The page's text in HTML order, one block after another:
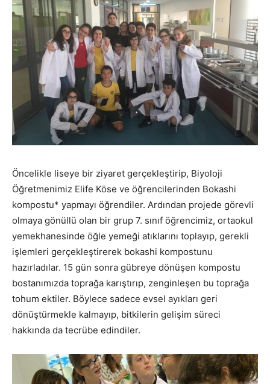
Öncelikle liseye bir ziyaret gerçekleştirip, Biyoloji
Öğretmenimiz Elife Köse ve öğrencilerinden Bokashi
kompostu* yapmayı öğrendiler. Ardından projede görevli
olmaya gönüllü olan bir grup 7. sınıf öğrencimiz, ortaokul
yemekhanesinde öğle yemeği atıklarını toplayıp, gerekli
işlemleri gerçekleştirerek bokashi kompostunu
hazırladılar. 15 gün sonra gübreye dönüşen kompostu
bostanımızda toprağa karıştırıp, zenginleşen bu toprağa
tohum ektiler. Böylece sadece evsel ayıkları geri
dönüştürmekle kalmayıp, bitkilerin gelişim süreci
hakkında da tecrübe edindiler.